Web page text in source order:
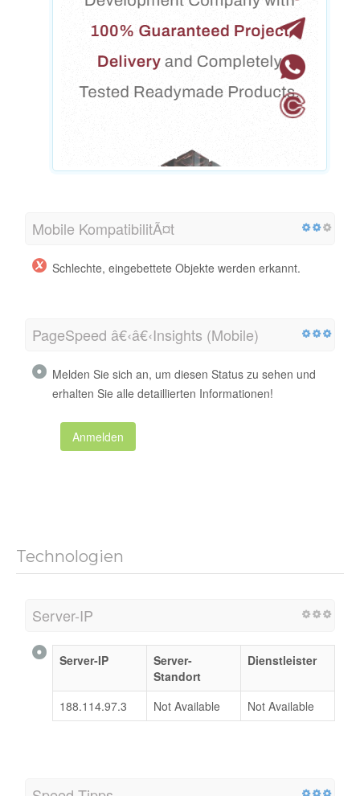
Mobile KompatibilitÃ¤t
Schlechte, eingebettete Objekte werden erkannt.
PageSpeed â€‹â€‹Insights (Mobile)
Melden Sie sich an, um diesen Status zu sehen und
erhalten Sie alle detaillierten Informationen!
Anmelden
Technologien
Server-IP
Server-IP
Server-
Standort
Dienstleister
188.114.97.3 Not Available Not Available